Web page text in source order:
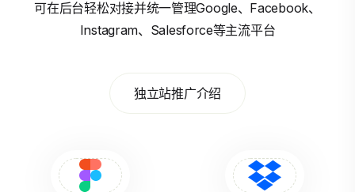
可在后台轻松对接并统一管理Google、Facebook、
Instagram、Salesforce等主流平台
独立站推广介绍